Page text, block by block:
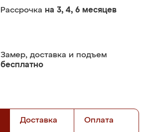
Рассрочка на 3, 4, 6 месяцев
Замер, доставка и подъем
бесплатно
Доставка Оплата